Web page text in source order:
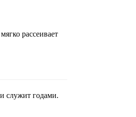
рассеивает
служит годами.